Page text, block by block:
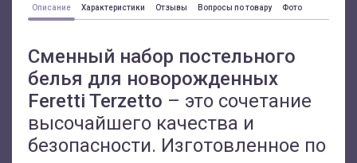
Описание Характеристики Отзывы Вопросы по товару Фото
Сменный набор постельного
белья для новорожденных
Feretti Terzetto – это сочетание
высочайшего качества и
безопасности. Изготовленное по